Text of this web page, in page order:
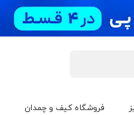
فروشگاه کیف و چمدان